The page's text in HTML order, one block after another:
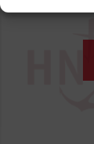
passé
mythifié,